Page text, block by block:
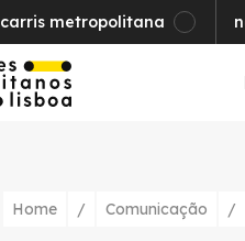
carris metropolitana
Home / Comunicação /